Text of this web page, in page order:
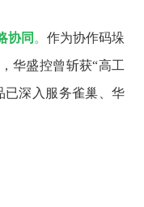
协同 。作为协作码垛
华盛控曾斩获“高工
已深入服务雀巢、华